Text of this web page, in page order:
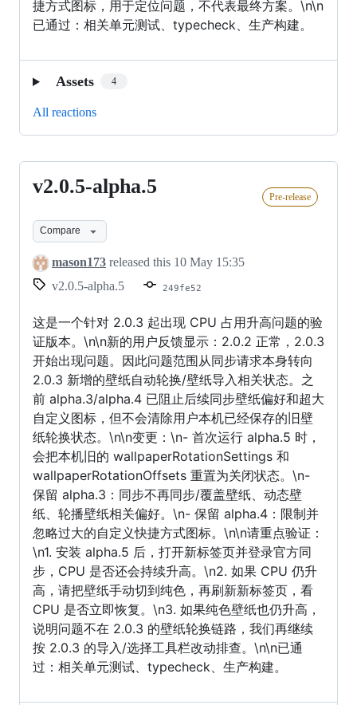
捷方式图标，用于定位问题，不代表最终方案。\n\n
已通过：相关单元测试、typecheck、生产构建。
Assets 4
All reactions
v2.0.5-
v2.0.5-alpha.5 Pre-release
Compare
mason173 released this 10 May 15:35
v2.0.5-alpha.5
249fe52
这是一个针对 2.0.3 起出现 CPU 占用升高问题的验
证版本。\n\n新的用户反馈显示：2.0.2 正常，2.0.3
开始出现问题。因此问题范围从同步请求本身转向
2.0.3 新增的壁纸自动轮换/壁纸导入相关状态。之
前 alpha.3/alpha.4 已阻止后续同步壁纸偏好和超大
自定义图标，但不会清除用户本机已经保存的旧壁
纸轮换状态。\n\n变更：\n- 首次运行 alpha.5 时，
会把本机旧的 wallpaperRotationSettings 和
wallpaperRotationOffsets 重置为关闭状态。\n-
保留 alpha.3：同步不再同步/覆盖壁纸、动态壁
纸、轮播壁纸相关偏好。\n- 保留 alpha.4：限制并
忽略过大的自定义快捷方式图标。\n\n请重点验证：
\n1. 安装 alpha.5 后，打开新标签页并登录官方同
步，CPU 是否还会持续升高。\n2. 如果 CPU 仍升
高，请把壁纸手动切到纯色，再刷新新标签页，看
CPU 是否立即恢复。\n3. 如果纯色壁纸也仍升高，
说明问题不在 2.0.3 的壁纸轮换链路，我们再继续
按 2.0.3 的导入/选择工具栏改动排查。\n\n已通
过：相关单元测试、typecheck、生产构建。